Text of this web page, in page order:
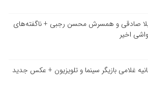
صادقی و همسرش محسن رجبی + ناگفته‌های
اخیر
غلامی بازیگر سینما و تلویزیون + عکس جدید